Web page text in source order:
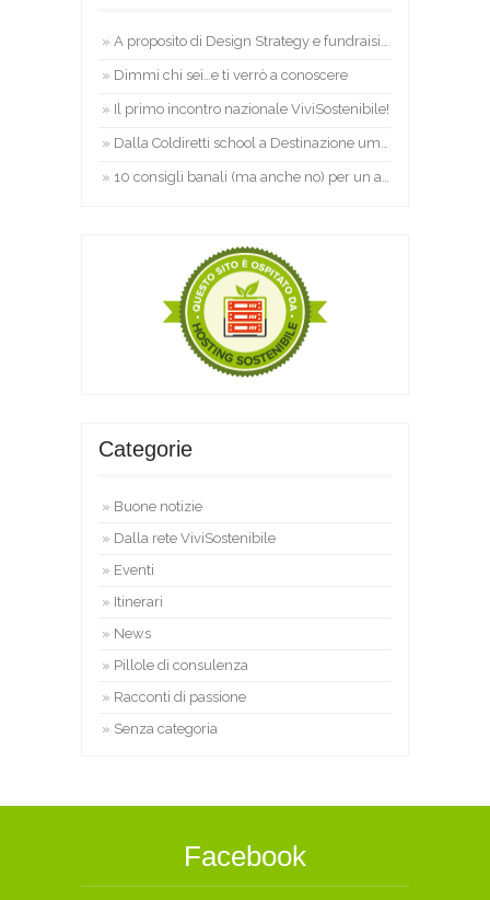
A proposito di Design Strategy e fundraising in Silicon Valley
Dimmi chi sei…e ti verrò a conoscere
Il primo incontro nazionale ViviSostenibile!
Dalla Coldiretti school a Destinazione umana V.I.P.: un weekend per parlare di innovazione sociale nel mondo rurale
10 consigli banali (ma anche no) per un agriturismo di successo
Categorie
Buone notizie
Dalla rete ViviSostenibile
Eventi
Itinerari
News
Pillole di consulenza
Racconti di passione
Senza categoria
Facebook